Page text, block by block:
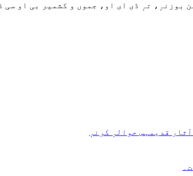
بوزنہٕ، تہٕ ڈی ای او، جموں و کشمیر بی او
قدیمہس حوالہٕ کرنہٕ